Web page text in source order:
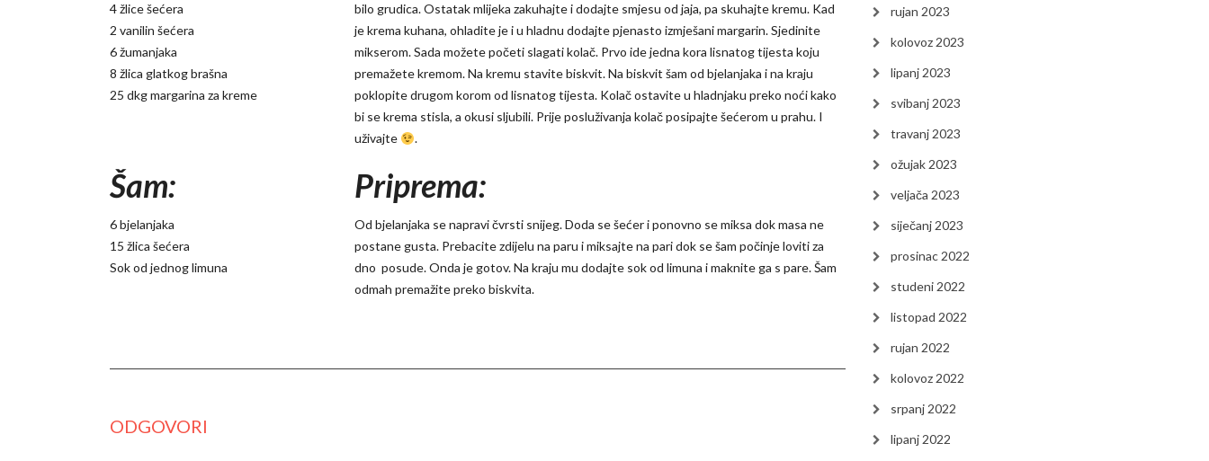
4 žlice šećera
2 vanilin šećera
6 žumanjaka
8 žlica glatkog brašna
25 dkg margarina za kreme
bilo grudica. Ostatak mlijeka zakuhajte i dodajte smjesu od jaja, pa skuhajte kremu. Kad
je krema kuhana, ohladite je i u hladnu dodajte pjenasto izmješani margarin. Sjedinite
mikserom. Sada možete početi slagati kolač. Prvo ide jedna kora lisnatog tijesta koju
premažete kremom. Na kremu stavite biskvit. Na biskvit šam od bjelanjaka i na kraju
poklopite drugom korom od lisnatog tijesta. Kolač ostavite u hladnjaku preko noći kako
bi se krema stisla, a okusi sljubili. Prije posluživanja kolač posipajte šećerom u prahu. I
uživajte
.
Šam:
6 bjelanjaka
15 žlica šećera
Sok od jednog limuna
Priprema:
Od bjelanjaka se napravi čvrsti snijeg. Doda se šećer i ponovno se miksa dok masa ne
postane gusta. Prebacite zdijelu na paru i miksajte na pari dok se šam počinje loviti za
dno posude. Onda je gotov. Na kraju mu dodajte sok od limuna i maknite ga s pare. Šam
odmah premažite preko biskvita.
ODGOVORI
rujan 2023
kolovoz 2023
lipanj 2023
svibanj 2023
travanj 2023
ožujak 2023
veljača 2023
siječanj 2023
prosinac 2022
studeni 2022
listopad 2022
rujan 2022
kolovoz 2022
srpanj 2022
lipanj 2022